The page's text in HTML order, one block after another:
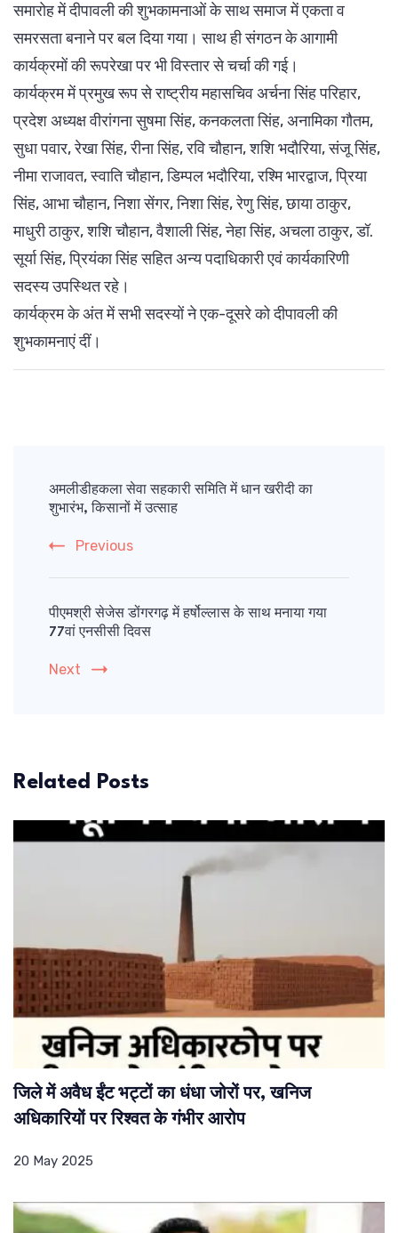
समारोह में दीपावली की शुभकामनाओं के साथ समाज में एकता व
समरसता बनाने पर बल दिया गया। साथ ही संगठन के आगामी
कार्यक्रमों की रूपरेखा पर भी विस्तार से चर्चा की गई।
कार्यक्रम में प्रमुख रूप से राष्ट्रीय महासचिव अर्चना सिंह परिहार,
प्रदेश अध्यक्ष वीरांगना सुषमा सिंह, कनकलता सिंह, अनामिका गौतम,
सुधा पवार, रेखा सिंह, रीना सिंह, रवि चौहान, शशि भदौरिया, संजू सिंह,
नीमा राजावत, स्वाति चौहान, डिम्पल भदौरिया, रश्मि भारद्वाज, प्रिया
सिंह, आभा चौहान, निशा सेंगर, निशा सिंह, रेणु सिंह, छाया ठाकुर,
माधुरी ठाकुर, शशि चौहान, वैशाली सिंह, नेहा सिंह, अचला ठाकुर, डॉ.
सूर्या सिंह, प्रियंका सिंह सहित अन्य पदाधिकारी एवं कार्यकारिणी
सदस्य उपस्थित रहे।
कार्यक्रम के अंत में सभी सदस्यों ने एक-दूसरे को दीपावली की
शुभकामनाएं दीं।
Navigation
अमलीडीहकला सेवा सहकारी समिति में धान खरीदी का
शुभारंभ, किसानों में उत्साह
Previous
पीएमश्री सेजेस डोंगरगढ़ में हर्षोल्लास के साथ मनाया गया
77वां एनसीसी दिवस
Next
Related Posts
जिले में अवैध ईंट भट्टों का धंधा जोरों पर, खनिज
अधिकारियों पर रिश्वत के गंभीर आरोप
20 May 2025